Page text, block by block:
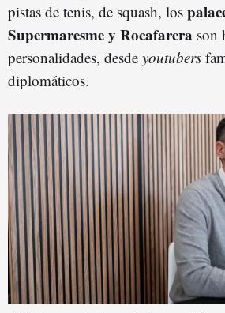
pistas de tenis, de squash, los
Supermaresme y Rocafarera son
personalidades, desde youtubers
diplomáticos.